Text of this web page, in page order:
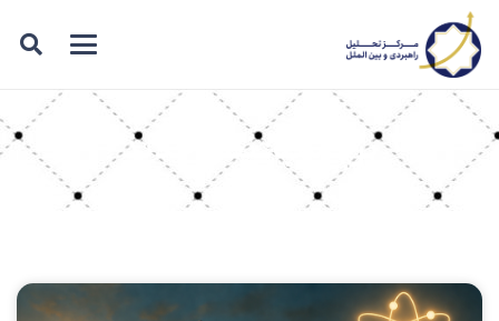
برچسب: نظم جدید